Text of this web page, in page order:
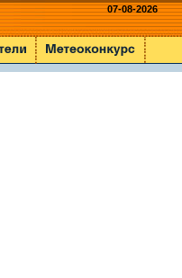
07-08-2026